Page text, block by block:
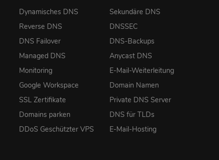
Dynamisches DNS
Reverse DNS
DNS Failover
Managed DNS
Monitoring
Google Workspace
SSL Zertifikate
Domains parken
DDoS Geschützter VPS
Sekundäre DNS
DNSSEC
DNS-Backups
Anycast DNS
E-Mail-Weiterleitung
Domain Namen
Private DNS Server
DNS für TLDs
E-Mail-Hosting